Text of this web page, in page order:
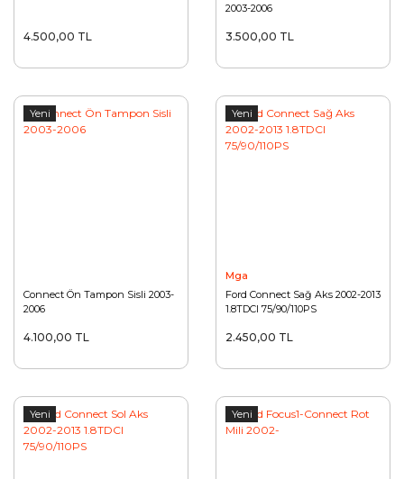
4.500,00 TL
2003-2006
3.500,00 TL
Yeni
Connect Ön Tampon Sisli 2003-
2006
4.100,00 TL
Yeni
Mga
Ford Connect Sağ Aks 2002-2013
1.8TDCI 75/90/110PS
2.450,00 TL
Yeni Yeni